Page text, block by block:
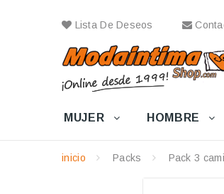
Lista De Deseos
MUJER HOMBRE
inicio Packs Pack 3